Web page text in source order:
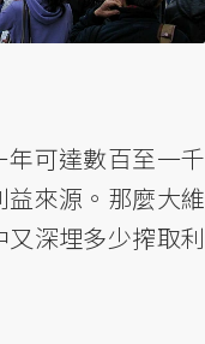
年可達數百至一千
來源。那麼大維
深埋多少搾取利